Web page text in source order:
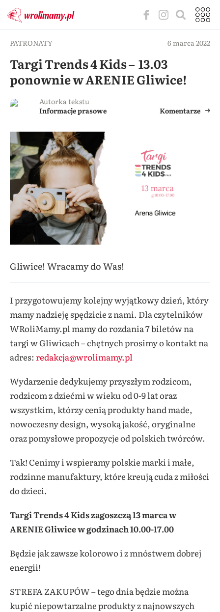
PATRONATY 6 marca 2022
Targi Trends 4 Kids – 13.03
ponownie w ARENIE Gliwice!
Autorka tekstu
Informacje prasowe
Komentarze
Gliwice! Wracamy do Was!
I przygotowujemy kolejny wyjątkowy dzień, który
mamy nadzieję spędzicie z nami. Dla czytelników
WRoliMamy.pl mamy do rozdania 7 biletów na
targi w Gliwicach – chętnych prosimy o kontakt na
adres: redakcja@wrolimamy.pl
Wydarzenie dedykujemy przyszłym rodzicom,
rodzicom z dziećmi w wieku od 0-9 lat oraz
wszystkim, którzy cenią produkty hand made,
nowoczesny design, wysoką jakość, oryginalne
oraz pomysłowe propozycje od polskich twórców.
Tak! Cenimy i wspieramy polskie marki i małe,
rodzinne manufaktury, które kreują cuda z miłości
do dzieci.
Targi Trends 4 Kids zagoszczą 13 marca w
ARENIE Gliwice w godzinach 10.00-17.00
Będzie jak zawsze kolorowo i z mnóstwem dobrej
energii!
STREFA ZAKUPÓW – tego dnia będzie można
kupić niepowtarzalne produkty z najnowszych